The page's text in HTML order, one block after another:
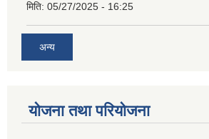
मिति: 05/27/2025 - 16:25
अन्य
योजना तथा परियोजना